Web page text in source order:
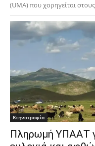
(UMA) που χορηγείται
Κτηνοτροφία
Πληρωμή ΥΠΑΑΤ